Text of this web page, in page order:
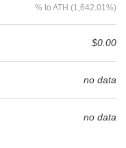
% to ATH (1,642.01%)
$0.00
no data
no data